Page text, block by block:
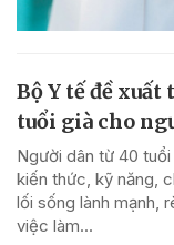
Bộ Y tế đề
tuổi già cho
Người dân từ 40
kiến thức, kỹ năng,
lối sống lành mạnh,
việc làm...